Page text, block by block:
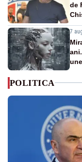
de
7
POLITICA